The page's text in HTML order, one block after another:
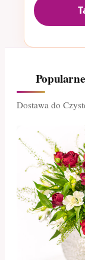
Dostawa do